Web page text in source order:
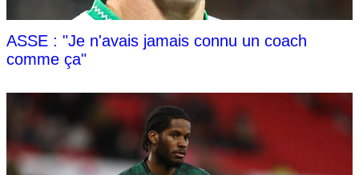
ASSE : "Je n'avais jamais connu un coach
comme ça"